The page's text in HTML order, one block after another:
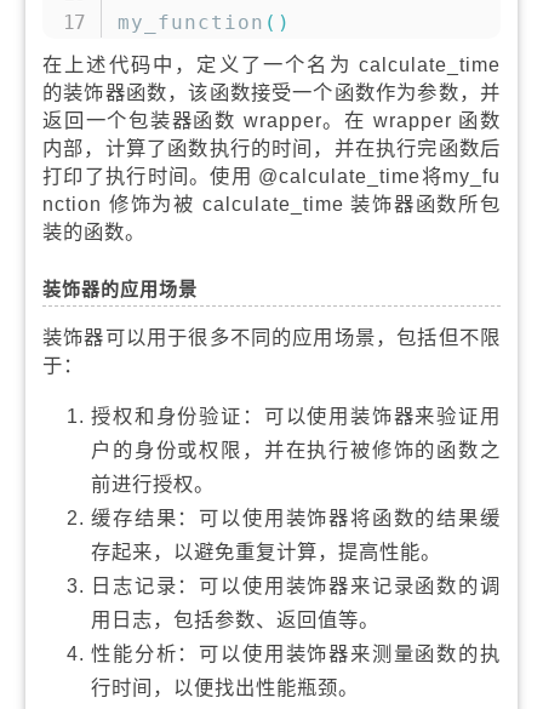
my_function ( )
在上述代码中，定义了一个名为 calculate_time
的装饰器函数，该函数接受一个函数作为参数，并
返回一个包装器函数 wrapper。在 wrapper 函数
内部，计算了函数执行的时间，并在执行完函数后
打印了执行时间。使用 @calculate_time将my_fu
nction 修饰为被 calculate_time 装饰器函数所包
装的函数。
装饰器的应用场景
装饰器可以用于很多不同的应用场景，包括但不限
于：
授权和身份验证：可以使用装饰器来验证用
户的身份或权限，并在执行被修饰的函数之
前进行授权。
缓存结果：可以使用装饰器将函数的结果缓
存起来，以避免重复计算，提高性能。
日志记录：可以使用装饰器来记录函数的调
用日志，包括参数、返回值等。
性能分析：可以使用装饰器来测量函数的执
行时间，以便找出性能瓶颈。